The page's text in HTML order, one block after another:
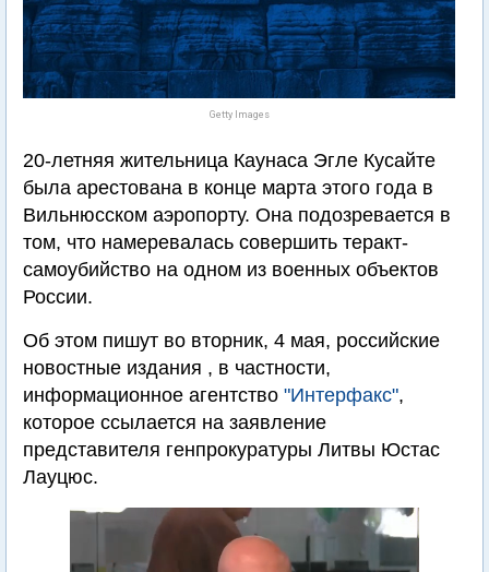
Getty Images
20-летняя жительница Каунаса Эгле Кусайте
была арестована в конце марта этого года в
Вильнюсском аэропорту. Она подозревается в
том, что намеревалась совершить теракт-
самоубийство на одном из военных объектов
России.
Об этом пишут во вторник, 4 мая, российские
новостные издания , в частности,
информационное агентство "Интерфакс",
которое ссылается на заявление
представителя генпрокуратуры Литвы Юстас
Лауцюс.